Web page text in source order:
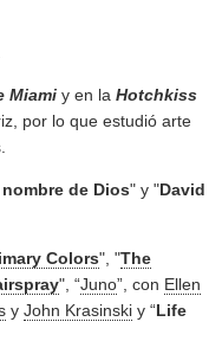
Miami y en la Hotchkiss
por lo que estudió arte
nombre de Dios" y "David
Colors", "The
", “Juno”, con Ellen
y John Krasinski y “Life